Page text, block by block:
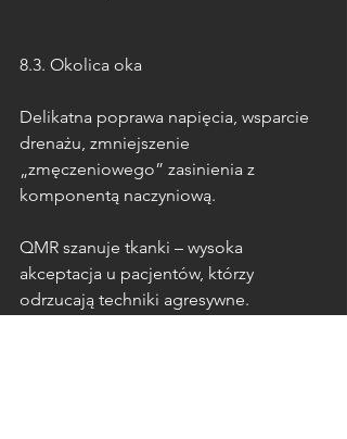
8.3. Okolica oka
Delikatna poprawa napięcia, wsparcie
drenażu, zmniejszenie
„zmęczeniowego” zasinienia z
komponentą naczyniową.
QMR szanuje tkanki – wysoka
akceptacja u pacjentów, którzy
odrzucają techniki agresywne.